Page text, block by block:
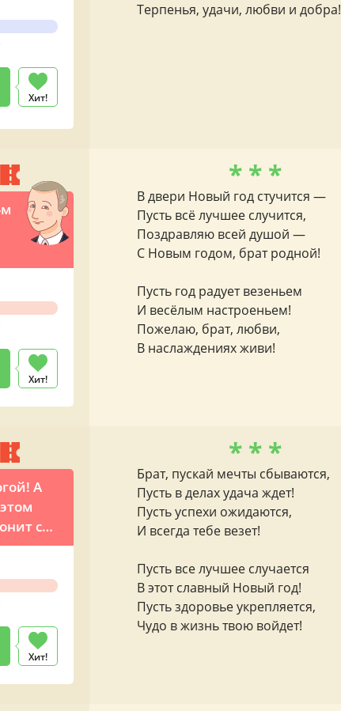
Хит!
Терпенья, удачи, любви и добра!
Хит!
* * *
В двери Новый год стучится —
Пусть всё лучшее случится,
Поздравляю всей душой —
С Новым годом, брат родной!
Пусть год радует везеньем
И весёлым настроеньем!
Пожелаю, брат, любви,
В наслаждениях живи!
А
с
Хит!
* * *
Брат, пускай мечты сбываются,
Пусть в делах удача ждет!
Пусть успехи ожидаются,
И всегда тебе везет!
Пусть все лучшее случается
В этот славный Новый год!
Пусть здоровье укрепляется,
Чудо в жизнь твою войдет!